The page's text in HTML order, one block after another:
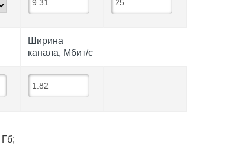
Ширина
канала, Мбит/с
Гб;